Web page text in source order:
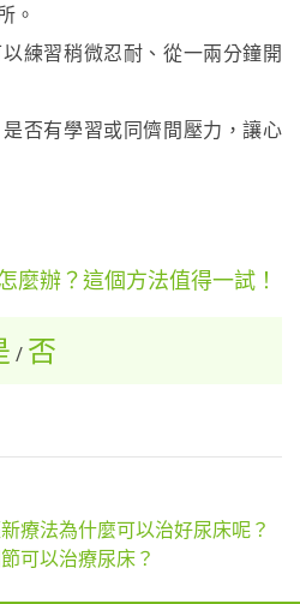
。
練習稍微忍耐、從一兩分鐘開
否有學習或同儕間壓力，讓心
麼辦？這個方法值得一試！
/ 否
療法為什麼可以治好尿床呢？
可以治療尿床？